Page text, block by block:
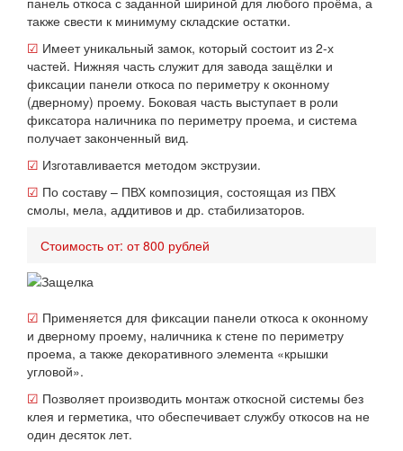
также свести к минимуму складские остатки.
☑ Имеет уникальный замок, который состоит из 2-х
частей. Нижняя часть служит для завода защёлки и
фиксации панели откоса по периметру к оконному
(дверному) проему. Боковая часть выступает в роли
фиксатора наличника по периметру проема, и система
получает законченный вид.
☑ Изготавливается методом экструзии.
☑ По составу – ПВХ композиция, состоящая из ПВХ
смолы, мела, аддитивов и др. стабилизаторов.
Стоимость от: от 800 рублей
☑ Применяется для фиксации панели откоса к оконному
и дверному проему, наличника к стене по периметру
проема, а также декоративного элемента «крышки
угловой».
☑ Позволяет производить монтаж откосной системы без
клея и герметика, что обеспечивает службу откосов на не
один десяток лет.